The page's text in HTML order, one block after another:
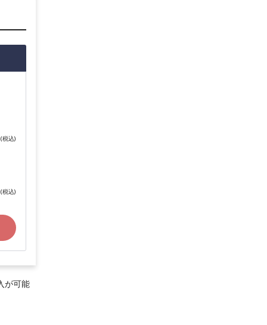
(税込)
(税込)
が可能